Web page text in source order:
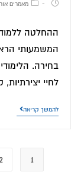
מאמרים
המשמעותי
בחירה.
לחיי
להמשך קריאה
1